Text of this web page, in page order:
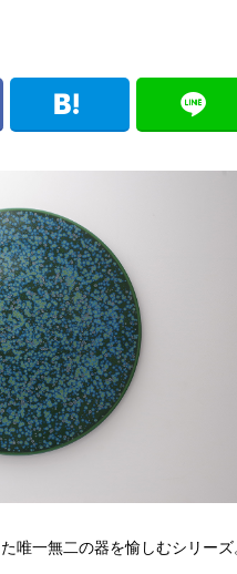
唯一無二の器を愉しむシリーズ